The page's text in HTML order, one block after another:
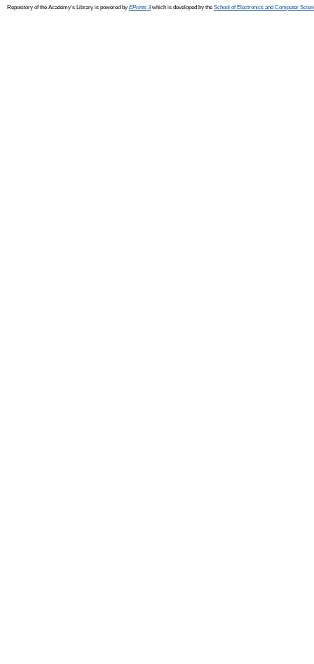
Repository of the Academy's Library is powered by EPrints 3which is developed by the School of Electronics and Computer